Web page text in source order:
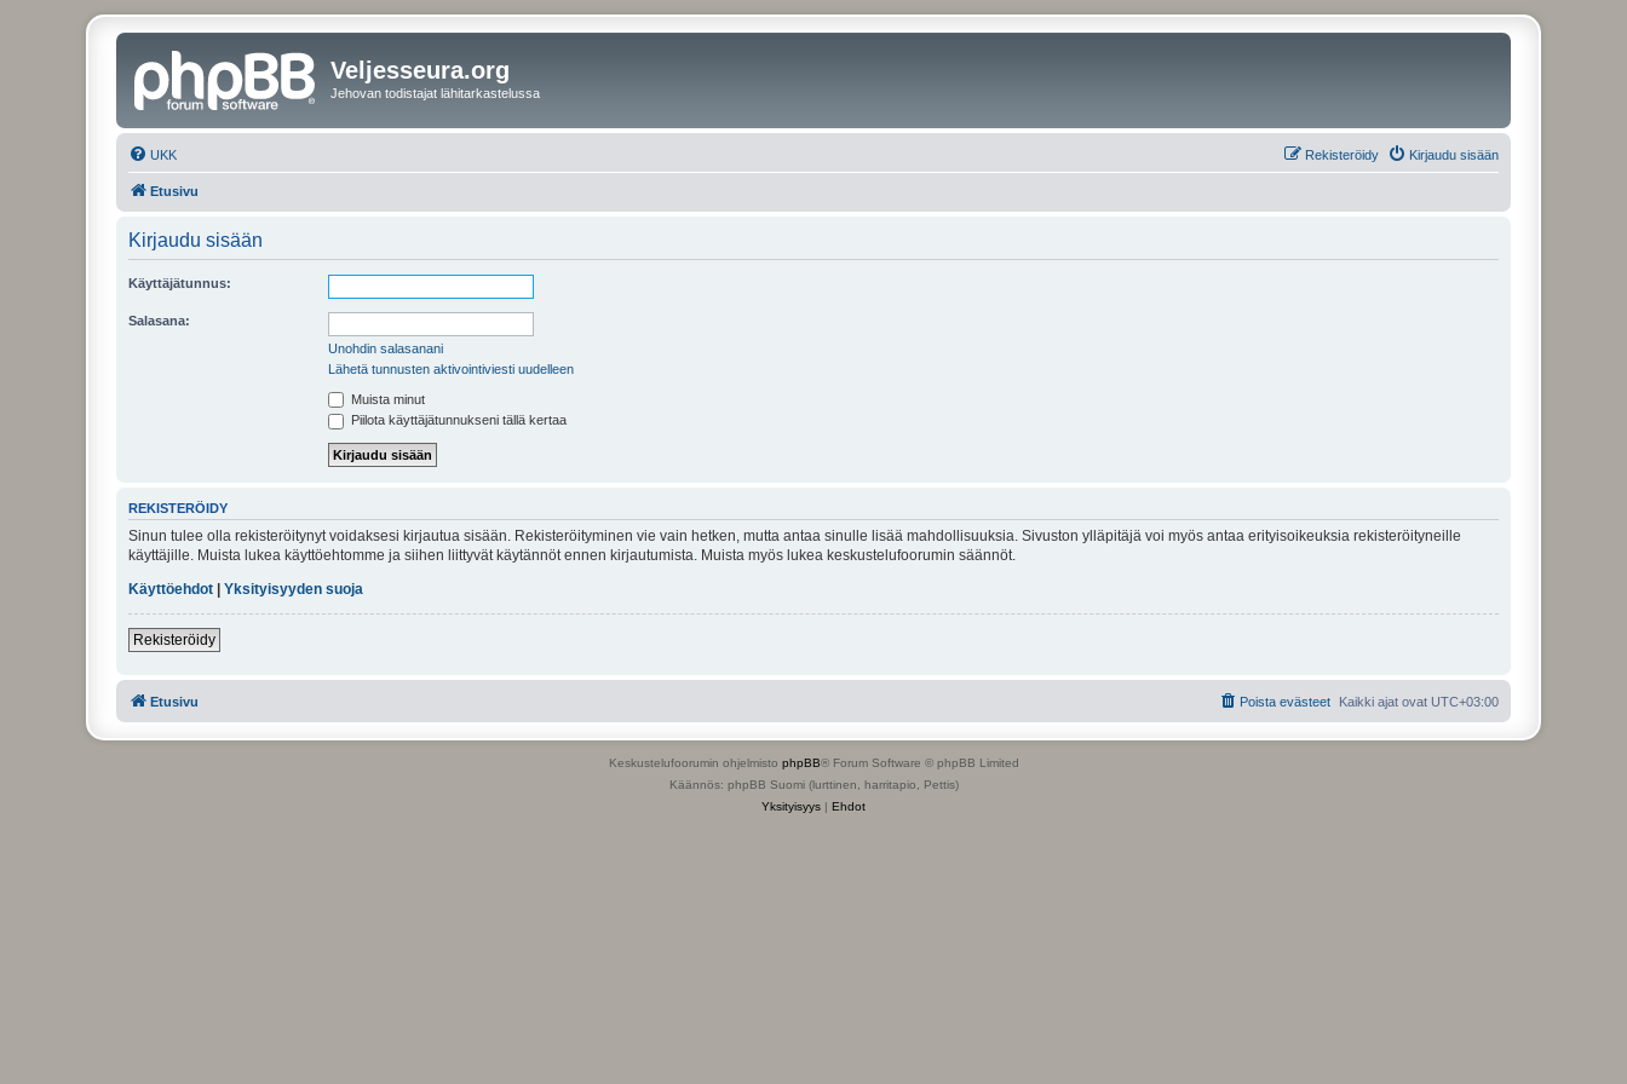
Veljesseura.org
Jehovan todistajat lähitarkastelussa
UKK Kirjaudu sisään
Rekisteröidy
Etusivu
Kirjaudu sisään
Käyttäjätunnus:
Salasana:
Unohdin salasanani
Lähetä tunnusten aktivointiviesti uudelleen
Muista minut
Piilota käyttäjätunnukseni tällä kertaa
REKISTERÖIDY
Sinun tulee olla rekisteröitynyt voidaksesi kirjautua sisään. Rekisteröityminen vie vain hetken, mutta antaa sinulle lisää mahdollisuuksia. Sivuston ylläpitäjä voi myös antaa erityisoikeuksia rekisteröityneille
käyttäjille. Muista lukea käyttöehtomme ja siihen liittyvät käytännöt ennen kirjautumista. Muista myös lukea keskustelufoorumin säännöt.
Käyttöehdot
Yksityisyyden suoja
Rekisteröidy
Etusivu Kaikki ajat ovat UTC+03:00
Poista evästeet
Keskustelufoorumin ohjelmisto phpBB® Forum Software © phpBB Limited
Käännös: phpBB Suomi (lurttinen, harritapio, Pettis)
Yksityisyys | Ehdot